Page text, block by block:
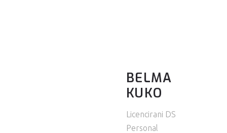
BELMA
KUKO
Licencirani DS
Personal